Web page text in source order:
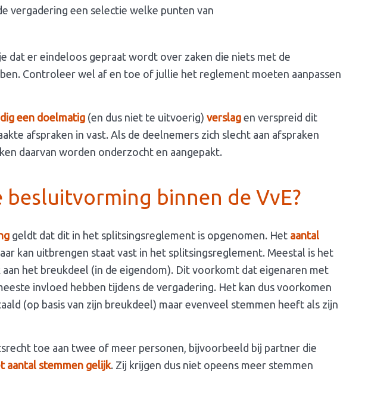
vergadering een selectie welke punten van
dat er eindeloos gepraat wordt over zaken die niets met de
Controleer wel af en toe of jullie het reglement moeten aanpassen
een doelmatig (en dus niet te uitvoerig) verslag en verspreid dit
afspraken in vast. Als de deelnemers zich slecht aan afspraken
daarvan worden onderzocht en aangepakt.
besluitvorming binnen de VvE?
geldt dat dit in het splitsingsreglement is opgenomen. Het aantal
kan uitbrengen staat vast in het splitsingsreglement. Meestal is het
het breukdeel (in de eigendom). Dit voorkomt dat eigenaren met
invloed hebben tijdens de vergadering. Het kan dus voorkomen
(op basis van zijn breukdeel) maar evenveel stemmen heeft als zijn
toe aan twee of meer personen, bijvoorbeeld bij partner die
aantal stemmen gelijk. Zij krijgen dus niet opeens meer stemmen